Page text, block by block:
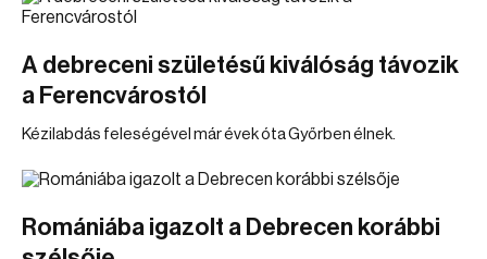
A debreceni születésű kiválóság távozik
a Ferencvárostól
Kézilabdás feleségével már évek óta Győrben élnek.
Romániába igazolt a Debrecen korábbi